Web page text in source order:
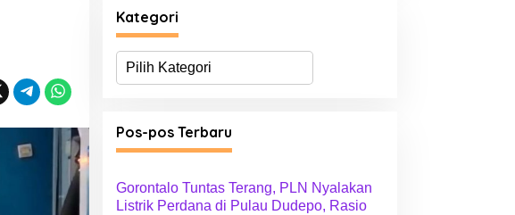
Kategori
g
o
i
Pos-pos Terbaru
Gorontalo Tuntas Terang, PLN Nyalakan
Listrik Perdana di Pulau Dudepo, Rasio